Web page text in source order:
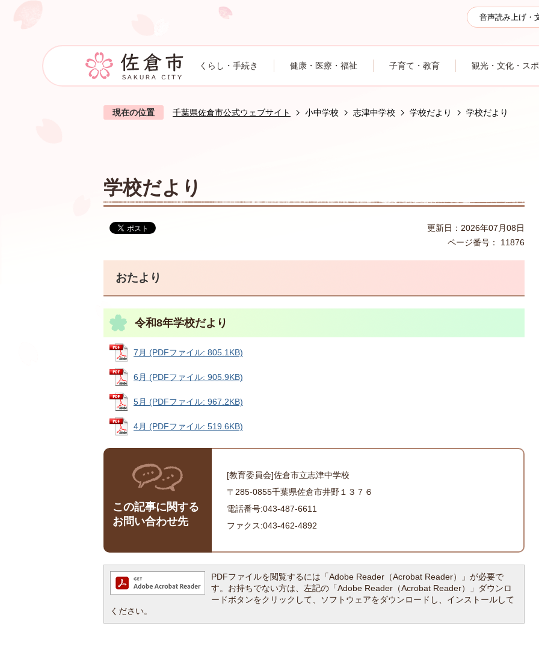
音声読み上げ・
くらし・手続き 健康・医療・福祉 子育て・教育 観光・文化・ス
現在の位置 千葉県佐倉市公式ウェブサイト 小中学校 志津中学校 学校だより 学校だより
学校だより
更新日：2026年07月08日
ページ番号：
11876
おたより
令和8年学校だより
7月 (PDFファイル: 805.1KB)
6月 (PDFファイル: 905.9KB)
5月 (PDFファイル: 967.2KB)
4月 (PDFファイル: 519.6KB)
この記事に関する
お問い合わせ先
[教育委員会]佐倉市立志津中学校
〒285-0855千葉県佐倉市井野１３７６
電話番号:043-487-6611
ファクス:043-462-4892
PDFファイルを閲覧するには「Adobe Reader（Acrobat Reader）」が必要で
す。お持ちでない方は、左記の「Adobe Reader（Acrobat Reader）」ダウンロ
ードボタンをクリックして、ソフトウェアをダウンロードし、インストールして
ください。